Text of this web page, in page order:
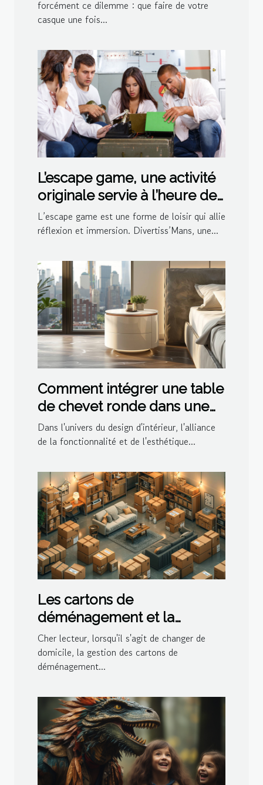
forcément ce dilemme : que faire de votre
casque une fois...
L’escape game, une activité
originale servie à l’heure de
l’apéro par Divertiss’Mans
L’escape game est une forme de loisir qui allie
réflexion et immersion. Divertiss’Mans, une...
Comment intégrer une table
de chevet ronde dans une
décoration moderne
Dans l'univers du design d'intérieur, l'alliance
de la fonctionnalité et de l'esthétique...
Les cartons de
déménagement et la
gestion de l'espace dans le
logement
Cher lecteur, lorsqu'il s'agit de changer de
domicile, la gestion des cartons de
déménagement...